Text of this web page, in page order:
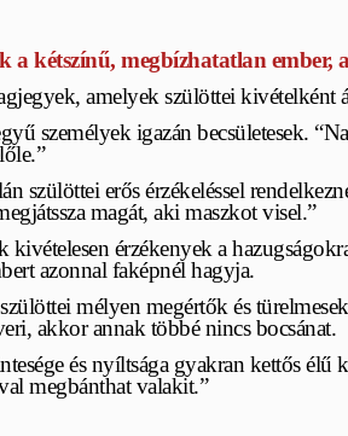
a kétszínű, megbízhatatlan
amelyek szülöttei kivételként
személyek igazán becsületesek.
szülöttei erős érzékeléssel
magát, aki maszkot visel.”
érzékenyek a
azonnal faképnél hagyja.
mélyen megértők és
akkor annak többé nincs bocsánat.
és nyíltsága gyakran kettős
megbánthat valakit.”